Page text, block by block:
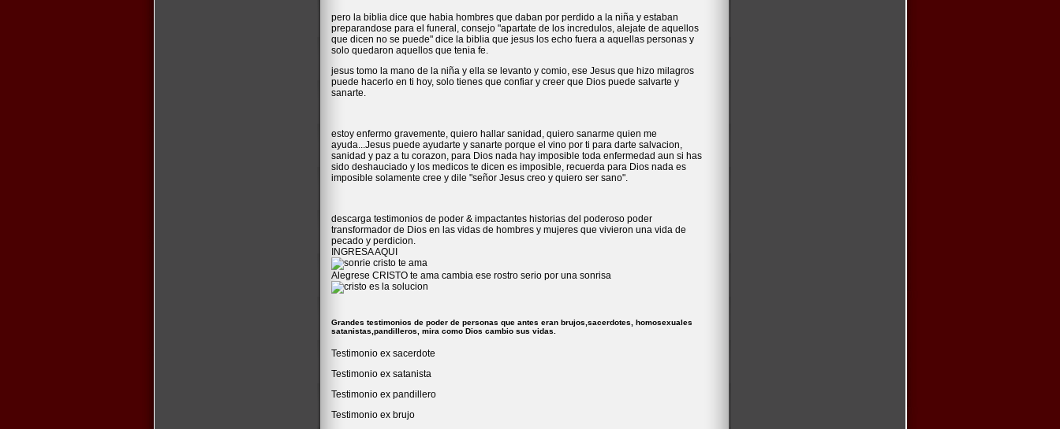
pero la biblia dice que habia hombres que daban por perdido a la niña y estaban
preparandose para el funeral, consejo "apartate de los incredulos, alejate de aquellos
que dicen no se puede" dice la biblia que jesus los echo fuera a aquellas personas y
solo quedaron aquellos que tenia fe.
jesus tomo la mano de la niña y ella se levanto y comio, ese Jesus que hizo milagros
puede hacerlo en ti hoy, solo tienes que confiar y creer que Dios puede salvarte y
sanarte.
estoy enfermo gravemente, quiero hallar sanidad, quiero sanarme quien me
ayuda...Jesus puede ayudarte y sanarte porque el vino por ti para darte salvacion,
sanidad y paz a tu corazon, para Dios nada hay imposible toda enfermedad aun si has
sido deshauciado y los medicos te dicen es imposible, recuerda para Dios nada es
imposible solamente cree y dile "señor Jesus creo y quiero ser sano".
descarga testimonios de poder & impactantes historias del poderoso poder
transformador de Dios en las vidas de hombres y mujeres que vivieron una vida de
pecado y perdicion.
INGRESA AQUI
Alegrese CRISTO te ama cambia ese rostro serio por una sonrisa
Grandes testimonios de poder de personas que antes eran brujos,sacerdotes, homosexuales
satanistas,pandilleros, mira como Dios cambio sus vidas.
Testimonio ex sacerdote
Testimonio ex satanista
Testimonio ex pandillero
Testimonio ex brujo